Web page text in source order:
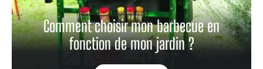
Comment choisir mon barbecue en
fonction de mon jardin ?